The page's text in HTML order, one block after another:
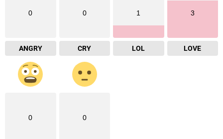
0
ANGRY
0
CRY
1
LOL
3
LOVE
0 0